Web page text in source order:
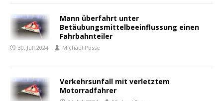
Mann überfahrt unter
Betäubungsmittelbeeinflussung einen
Fahrbahnteiler
30. Juli 2024 Michael Posse
Verkehrsunfall mit verletztem
Motorradfahrer